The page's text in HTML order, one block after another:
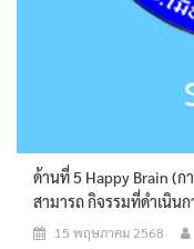
ด้านที่ 5 Happy Brain (
สามารถ กิจรรมที่ดำเนินก
15 พฤษภาคม 2568